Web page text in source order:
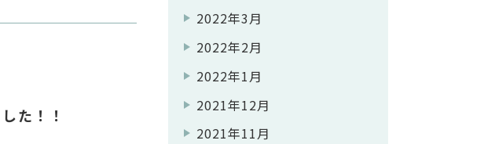
た！ まだ […]
た！！
2022年3月
2022年2月
2022年1月
2021年12月
2021年11月